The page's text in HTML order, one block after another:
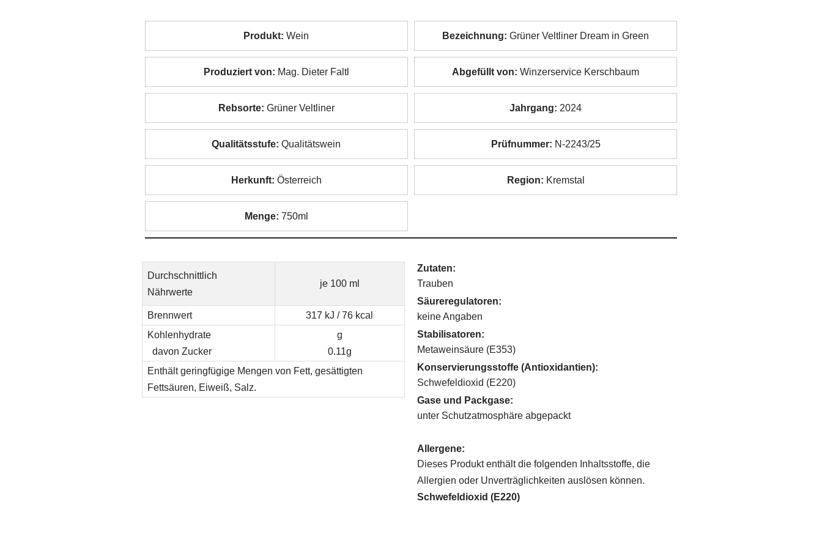
Produkt: Wein Bezeichnung: Grüner Veltliner Dream in Green
Produziert von: Mag. Dieter Faltl Abgefüllt von: Winzerservice Kerschbaum
Rebsorte: Grüner Veltliner Jahrgang: 2024
Qualitätsstufe: Qualitätswein Prüfnummer: N-2243/25
Herkunft: Österreich Region: Kremstal
Menge: 750ml
Durchschnittlich
Nährwerte
je 100 ml
Brennwert
317 kJ / 76 kcal
Kohlenhydrate
davon Zucker
g
0.11g
Enthält geringfügige Mengen von Fett, gesättigten
Fettsäuren, Eiweiß, Salz.
Zutaten:
Trauben
Säureregulatoren:
keine Angaben
Stabilisatoren:
Metaweinsäure (E353)
Konservierungsstoffe (Antioxidantien):
Schwefeldioxid (E220)
Gase und Packgase:
unter Schutzatmosphäre abgepackt
Allergene:
Dieses Produkt enthält die folgenden Inhaltsstoffe, die
Allergien oder Unverträglichkeiten auslösen können.
Schwefeldioxid (E220)